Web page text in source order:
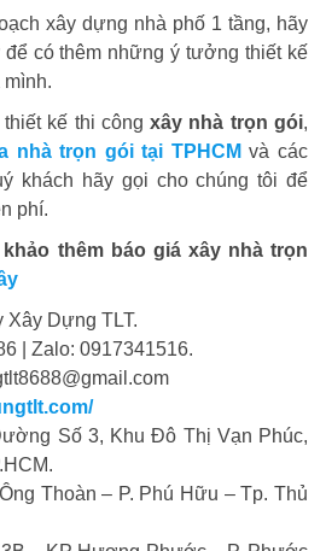
xây dựng nhà phố 1 tầng, hãy
có thêm những ý tưởng thiết kế
thiết kế thi côngxây nhà trọn gói,
nhà trọn gói tại TPHCM và các
khách hãy gọi cho chúng tôi để
phí.
thêm báo giá xây nhà trọn
Xây Dựng TLT.
| Zalo: 0917341516.
Số 3, Khu Đô Thị Vạn Phúc,
Thoàn – P. Phú Hữu – Tp. Thủ